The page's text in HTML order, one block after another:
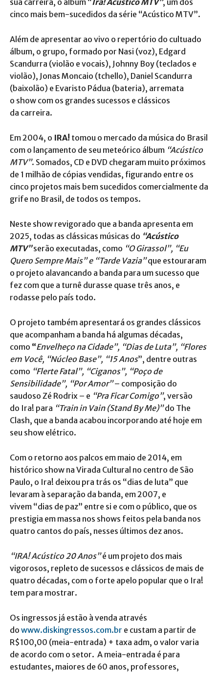
cinco mais bem-sucedidos da série “Acústico MTV”.
Além de apresentar ao vivo o repertório do cultuado
álbum, o grupo, formado por Nasi (voz), Edgard
Scandurra (violão e vocais), Johnny Boy (teclados e
violão), Jonas Moncaio (tchello), Daniel Scandurra
(baixolão) e Evaristo Pádua (bateria), arremata
o show com os grandes sucessos e clássicos
da carreira.
Em 2004, o IRA! tomou o mercado da música do Brasil
com o lançamento de seu meteórico álbum “Acústico
MTV”. Somados, CD e DVD chegaram muito próximos
de 1 milhão de cópias vendidas, figurando entre os
cinco projetos mais bem sucedidos comercialmente da
grife no Brasil, de todos os tempos.
Neste show revigorado que a banda apresenta em
2025, todas as clássicas músicas do “Acústico
MTV”serão executadas, como “O Girassol”, “Eu
Quero Sempre Mais” e “Tarde Vazia”que estouraram
o projeto alavancando a banda para um sucesso que
fez com que a turnê durasse quase três anos, e
rodasse pelo país todo.
O projeto também apresentará os grandes clássicos
que acompanham a banda há algumas décadas,
como “Envelheço na Cidade”, “Dias de Luta”, “Flores
em Você, “Núcleo Base”, “15 Anos”, dentre outras
como “Flerte Fatal”, “Ciganos”, “Poço de
Sensibilidade”, “Por Amor” – composição do
saudoso Zé Rodrix – e “Pra Ficar Comigo”, versão
do Ira! para “Train in Vain (Stand By Me)”do The
Clash, que a banda acabou incorporando até hoje em
seu show elétrico.
Com o retorno aos palcos em maio de 2014, em
histórico show na Virada Cultural no centro de São
Paulo, o Ira! deixou pra trás os “dias de luta” que
levaram à separação da banda, em 2007, e
vivem “dias de paz” entre si e com o público, que os
prestigia em massa nos shows feitos pela banda nos
quatro cantos do país, nesses últimos dez anos.
“IRA! Acústico 20 Anos”é um projeto dos mais
vigorosos, repleto de sucessos e clássicos de mais de
quatro décadas, com o forte apelo popular que o Ira!
tem para mostrar.
Os ingressos já estão à venda através
do www.diskingressos.com.br e custam a partir de
R$100,00 (meia-entrada) + taxa adm, o valor varia
de acordo com o setor. A meia-entrada é para
estudantes, maiores de 60 anos, professores,